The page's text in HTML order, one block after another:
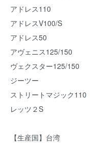
アドレス110
アドレスV100/S
アドレス50
アヴェニス125/150
ヴェクスター125/150
ジーツー
ストリートマジック110
レッツ２S
【生産国】台湾